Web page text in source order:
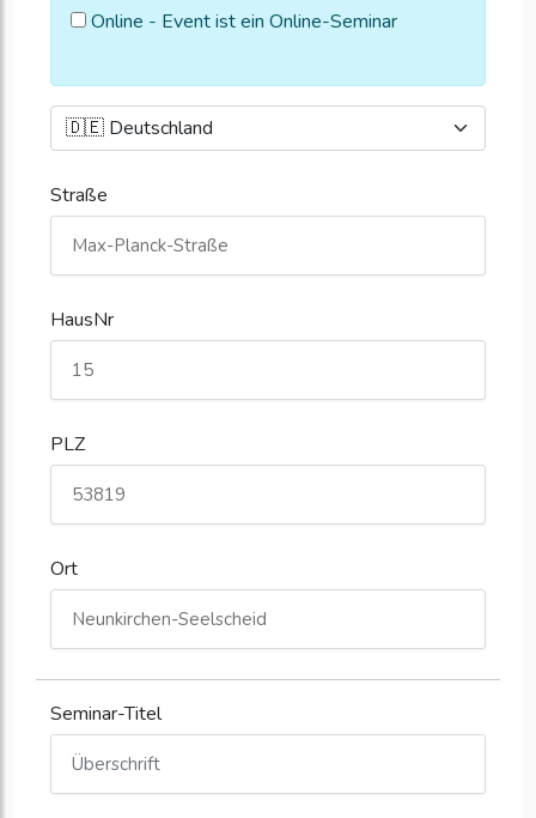
Online - Event ist ein Online-Seminar
Straße
HausNr
PLZ
Ort
Seminar-Titel